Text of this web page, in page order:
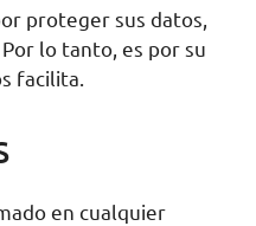
proteger sus datos,
lo tanto, es por su
facilita.
en cualquier